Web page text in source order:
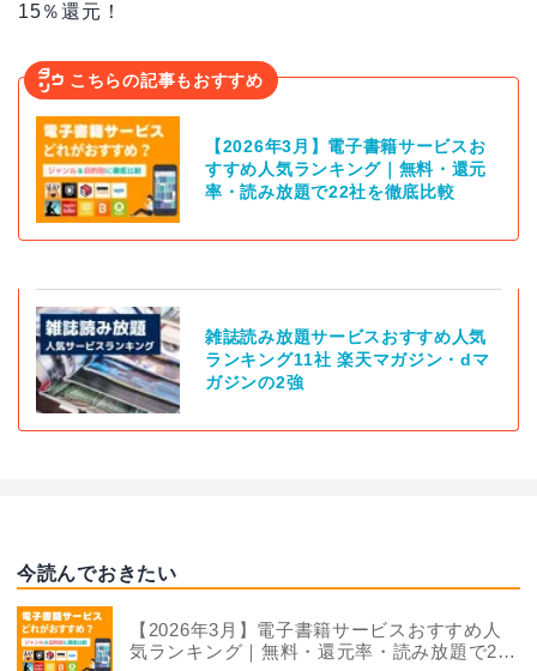
15％還元！
こちらの記事もおすすめ
【2026年3月】電子書籍サービスお
すすめ人気ランキング｜無料・還元
率・読み放題で22社を徹底比較
雑誌読み放題サービスおすすめ人気
ランキング11社 楽天マガジン・dマ
ガジンの2強
今読んでおきたい
【2026年3月】電子書籍サービスおすすめ人
気ランキング｜無料・還元率・読み放題で22